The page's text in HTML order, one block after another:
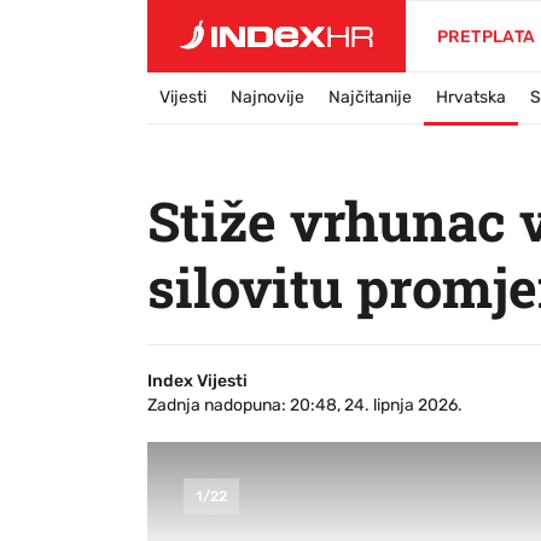
PRETPLATA
Vijesti Najnovije Najčitanije Hrvatska
Stiže vrhunac
silovitu
Index Vijesti
Zadnja nadopuna: 20:48, 24. lipnja 2026.
1/22